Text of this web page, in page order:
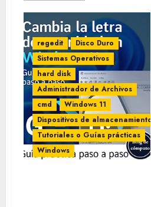
regedit
Disco Duro
Sistemas Operativos
hard disk
Administrador de Archivos
cmd
Windows 11
Dispositivos de almacenamiento
Tutoriales o Guías prácticas
Windows